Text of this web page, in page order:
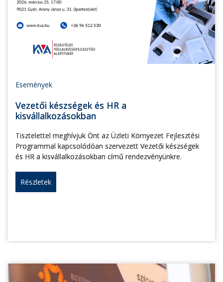
Események
Vezetői készségek és HR a
kisvállalkozásokban
Tisztelettel meghívjuk Önt az Üzleti Környezet Fejlesztési
Programmal kapcsolódóan szervezett Vezetői készségek
és HR a kisvállalkozásokban című rendezvényünkre.
Részletek